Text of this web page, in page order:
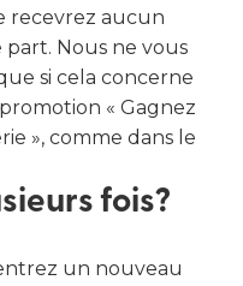
recevrez aucun
Nous ne vous
si cela concerne
« Gagnez
», comme dans le
fois?
un nouveau